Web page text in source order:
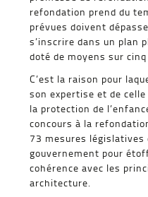
refondation prend du
prévues doivent
s’inscrire dans un plan
doté de moyens sur cinq
C’est la raison pour
son expertise et de
la protection de
concours à la
73 mesures législatives
gouvernement pour
cohérence avec les
architecture.